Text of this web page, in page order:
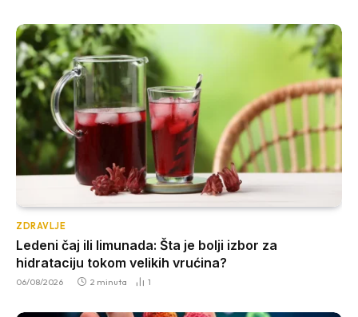
ZDRAVLJE
Ledeni čaj ili limunada: Šta je bolji izbor za
hidrataciju tokom velikih vrućina?
06/08/2026 2 minuta 1